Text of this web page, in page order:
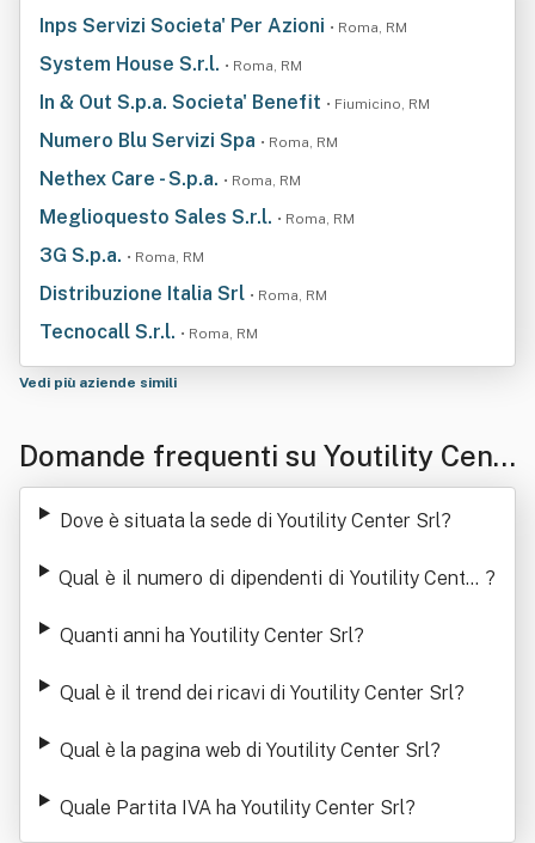
Inps Servizi Societa' Per Azioni • Roma, RM
System House S.r.l. • Roma, RM
In & Out S.p.a. Societa' Benefit • Fiumicino, RM
Numero Blu Servizi Spa • Roma, RM
Nethex Care - S.p.a. • Roma, RM
Meglioquesto Sales S.r.l. • Roma, RM
3G S.p.a. • Roma, RM
Distribuzione Italia Srl • Roma, RM
Tecnocall S.r.l. • Roma, RM
Vedi più aziende simili
Domande frequenti su Youtility Cent
er Srl
Dove è situata la sede di Youtility Center Srl?
Qual è il numero di dipendenti di Youtility Center ?
Quanti anni ha Youtility Center Srl?
Qual è il trend dei ricavi di Youtility Center Srl?
Qual è la pagina web di Youtility Center Srl?
Quale Partita IVA ha Youtility Center Srl?